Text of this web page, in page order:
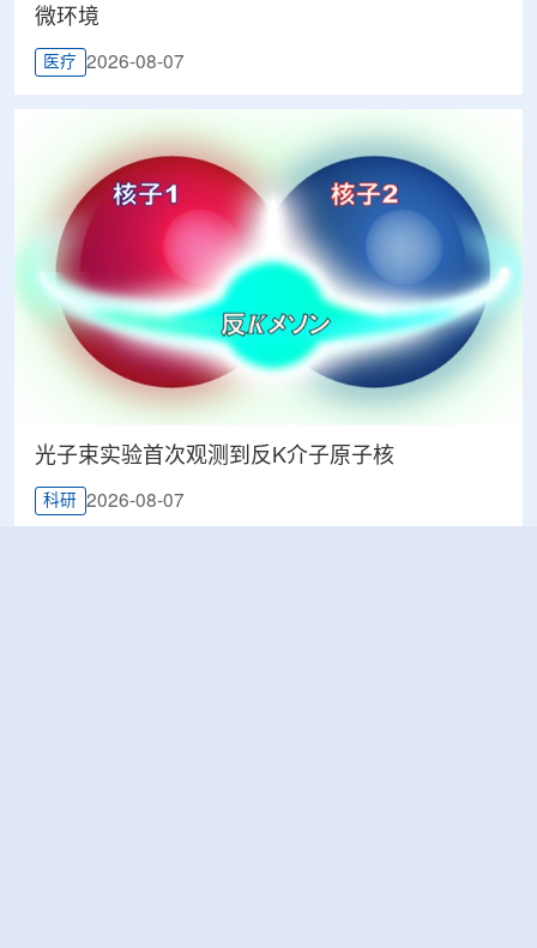
微环境
医疗 2026-08-07
光子束实验首次观测到反K介子原子核
科研 2026-08-07